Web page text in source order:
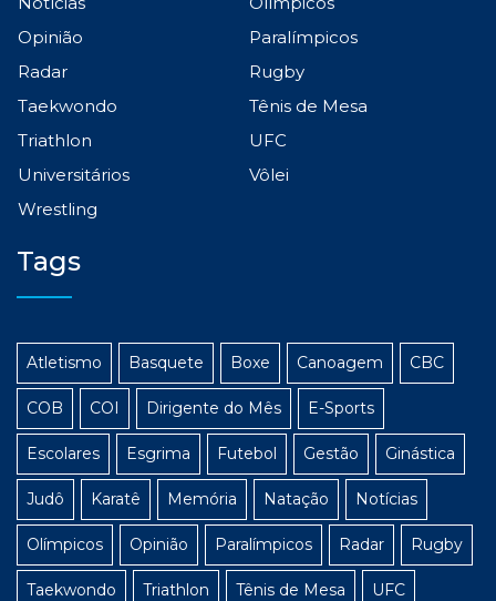
Opinião
Paralímpicos
Radar
Rugby
Taekwondo
Tênis de Mesa
Triathlon
UFC
Universitários
Vôlei
Wrestling
Tags
Atletismo Basquete Boxe Canoagem CBC
COB COI Dirigente do Mês E-Sports
Escolares Esgrima Futebol Gestão Ginástica
Judô Karatê Memória Natação Notícias
Olímpicos Opinião Paralímpicos Radar Rugby
Taekwondo Triathlon Tênis de Mesa UFC